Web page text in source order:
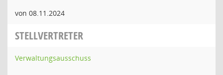
von 08.11.2024
STELLVERTRETER
Verwaltungsausschuss